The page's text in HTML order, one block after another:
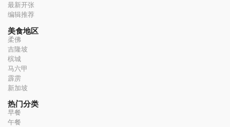
最新开张
编辑推荐
美食地区
柔佛
吉隆坡
槟城
马六甲
霹雳
新加坡
热门分类
早餐
午餐